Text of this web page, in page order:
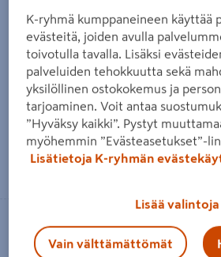
Käyttövesipaketti Jäspi Basic
KV8-12 lämpöpumppuvaruste
489€/kpl
489 €/ kpl
Lue lisää
Tilaustuote
HW
145
K-ryhmä kumppaneineen käyttää
evästeitä, joiden avulla
toivotulla tavalla. Lisäksi
palveluiden tehokkuutta sekä
yksilöllinen ostokokemus ja
tarjoaminen. Voit antaa
”Hyväksy kaikki”. Pystyt
myöhemmin ”Evästeasetukset”-
Lisätietoja K-ryhmän
Lisää valintoja
Vain välttämättömät